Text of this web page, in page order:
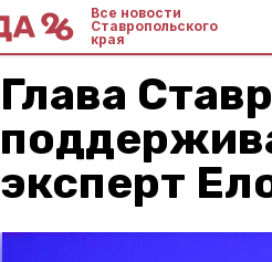
Все новости
Ставропольского
края
Глава
эксперт